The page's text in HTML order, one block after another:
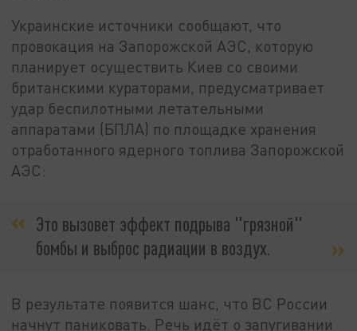
Украинские источники сообщают, что
провокация на Запорожской АЭС, которую
планирует осуществить Киев со своими
британскими кураторами, предусматривает
удар беспилотными летательными
аппаратами (БПЛА) по площадке хранения
отработанного ядерного топлива Запорожской
АЭС:
Это вызовет эффект подрыва "грязной"
бомбы и выброс радиации в воздух.
В результате появится шанс, что ВС России
начнут паниковать. Речь идёт о запугивании